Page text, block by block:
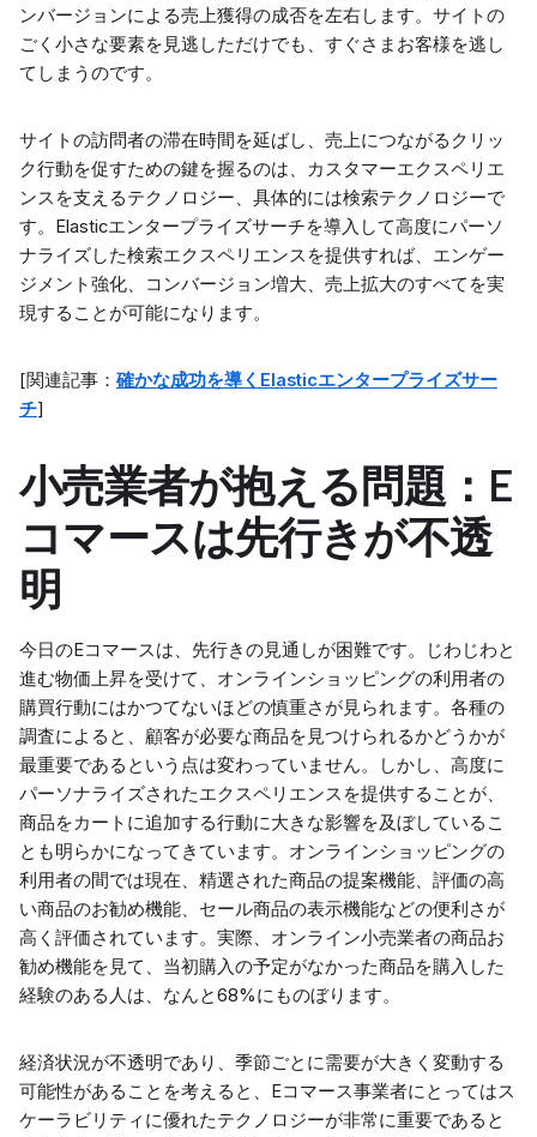
ンバージョンによる売上獲得の成否を左右します。サイトの
ごく小さな要素を見逃しただけでも、すぐさまお客様を逃し
てしまうのです。
サイトの訪問者の滞在時間を延ばし、売上につながるクリッ
ク行動を促すための鍵を握るのは、カスタマーエクスペリエ
ンスを支えるテクノロジー、具体的には検索テクノロジーで
す。Elasticエンタープライズサーチを導入して高度にパーソ
ナライズした検索エクスペリエンスを提供すれば、エンゲー
ジメント強化、コンバージョン増大、売上拡大のすべてを実
現することが可能になります。
[関連記事： 確かな成功を導くElasticエンタープライズサー
チ]
小売業者が抱える問題：E
コマースは先行きが不透
明
今日のEコマースは、先行きの見通しが困難です。じわじわと
進む物価上昇を受けて、オンラインショッピングの利用者の
購買行動にはかつてないほどの慎重さが見られます。各種の
調査によると、顧客が必要な商品を見つけられるかどうかが
最重要であるという点は変わっていません。しかし、高度に
パーソナライズされたエクスペリエンスを提供することが、
商品をカートに追加する行動に大きな影響を及ぼしているこ
とも明らかになってきています。オンラインショッピングの
利用者の間では現在、精選された商品の提案機能、評価の高
い商品のお勧め機能、セール商品の表示機能などの便利さが
高く評価されています。実際、オンライン小売業者の商品お
勧め機能を見て、当初購入の予定がなかった商品を購入した
経験のある人は、なんと68%にものぼります。
経済状況が不透明であり、季節ごとに需要が大きく変動する
可能性があることを考えると、Eコマース事業者にとってはス
ケーラビリティに優れたテクノロジーが非常に重要であると